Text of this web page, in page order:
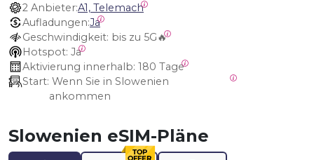
2 Anbieter:A1, Telemach
Aufladungen:Ja
Geschwindigkeit: bis zu 5G🔥
Hotspot: Ja
Aktivierung innerhalb: 180 Tage
Start:
ankommen
Slowenien eSIM-Pläne